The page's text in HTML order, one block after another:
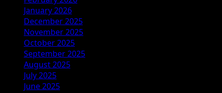
January 2026
December 2025
November 2025
October 2025
September 2025
August 2025
July 2025
June 2025